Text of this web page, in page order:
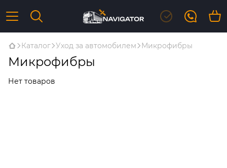
Каталог Уход за автомобилем Микрофибры
Микрофибры
Нет товаров